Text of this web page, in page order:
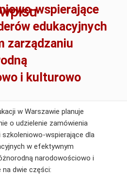
wpisuwspierające
edukacyjnych
zarządzaniu
i kulturowo
w Warszawie planuje
o udzielenie zamówienia
szkoleniowo-wspierające dla
w efektywnym
narodowościowo i
dwie części: